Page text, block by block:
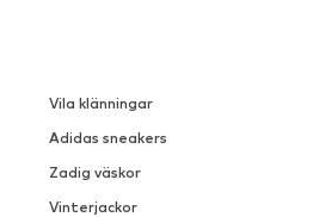
Vila klänningar
Adidas sneakers
Zadig väskor
Vinterjackor